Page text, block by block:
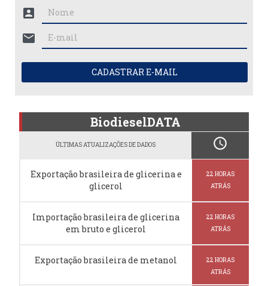
account_box
mail
CADASTRAR E-MAIL
BiodieselDATA
ÚLTIMAS ATUALIZAÇÕES DE DADOS schedule
Exportação brasileira de glicerina e
glicerol
22 HORAS
ATRÁS
Importação brasileira de glicerina
em bruto e glicerol
22 HORAS
ATRÁS
Exportação brasileira de metanol
22 HORAS
ATRÁS